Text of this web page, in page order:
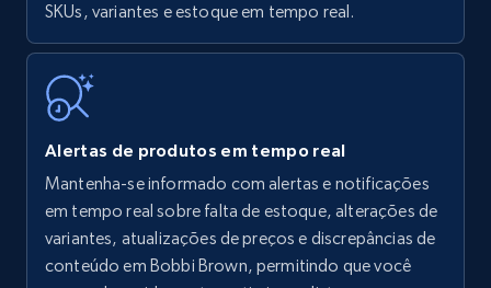
Title, Seller name, Brand, Description, Initial
price, Currency, Availability, Reviews count, and
35.3K+
Amazon Reviews
URL, Product name, Product rating, Product
SKUs, variantes e estoque em tempo real.
Alertas de produtos em tempo real
Mantenha-se informado com alertas e notificações
em tempo real sobre falta de estoque, alterações de
variantes, atualizações de preços e discrepâncias de
conteúdo em Bobbi Brown, permitindo que você